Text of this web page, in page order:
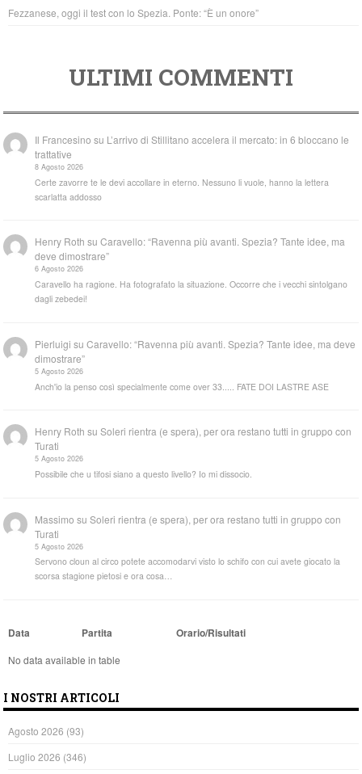
Fezzanese, oggi il test con lo Spezia. Ponte: “È un onore”
ULTIMI COMMENTI
Il Francesino su L’arrivo di Stillitano accelera il mercato: in 6 bloccano le
trattative
8 Agosto 2026
Certe zavorre te le devi accollare in eterno. Nessuno li vuole, hanno la lettera
scarlatta addosso
Henry Roth suCaravello: “Ravenna più avanti. Spezia? Tante idee, ma
deve dimostrare”
6 Agosto 2026
Caravello ha ragione. Ha fotografato la situazione. Occorre che i vecchi sintolgano
dagli zebedei!
Pierluigi suCaravello: “Ravenna più avanti. Spezia? Tante idee, ma deve
dimostrare”
5 Agosto 2026
Anch'io la penso così specialmente come over 33..... FATE DOI LASTRE ASE
Henry Roth suSoleri rientra (e spera), per ora restano tutti in gruppo con
Turati
5 Agosto 2026
Possibile che u tifosi siano a questo livello? Io mi dissocio.
Massimo suSoleri rientra (e spera), per ora restano tutti in gruppo con
Turati
5 Agosto 2026
Servono cloun al circo potete accomodarvi visto lo schifo con cui avete giocato la
scorsa stagione pietosi e ora cosa…
Data Partita Orario/Risultati
No data available in table
I NOSTRI ARTICOLI
Agosto 2026 (93)
Luglio 2026 (346)